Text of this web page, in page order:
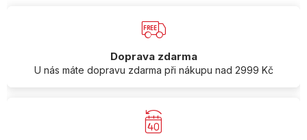
Doprava zdarma
U nás máte dopravu zdarma při nákupu nad 2999 Kč